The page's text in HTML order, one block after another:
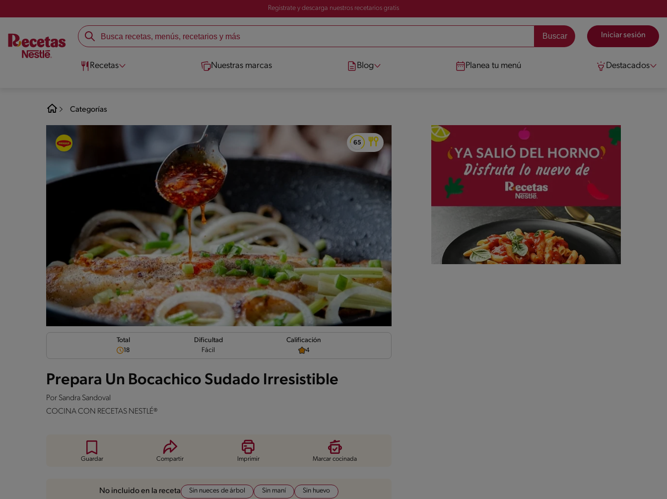
Registrate y descarga nuestros recetarios gratis
Iniciar sesión
Recetas Nuestras marcas Blog Planea tu menú Destacados
Categorías
Total
18
Dificultad
Fácil
Calificación
4
Prepara Un Bocachico Sudado Irresistible
Por Sandra Sandoval
COCINA CON RECETAS NESTLÉ®
Guardar Compartir Imprimir Marcar cocinada
No incluido en la receta Sin nueces de árbol Sin maní Sin huevo